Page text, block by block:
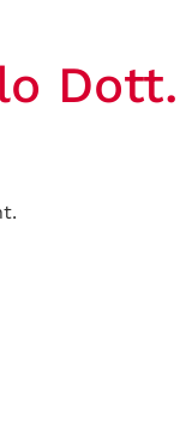
Dott.